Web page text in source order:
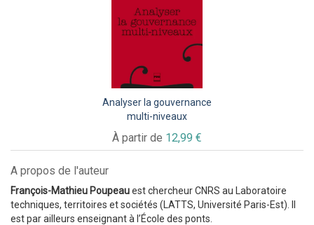
Analyser la gouvernance
multi-niveaux
À partir de 12,99 €
A propos de l'auteur
François-Mathieu Poupeauest chercheur CNRS au Laboratoire
techniques, territoires et sociétés (LATTS, Université Paris-Est). Il
est par ailleurs enseignant à l’École des ponts.